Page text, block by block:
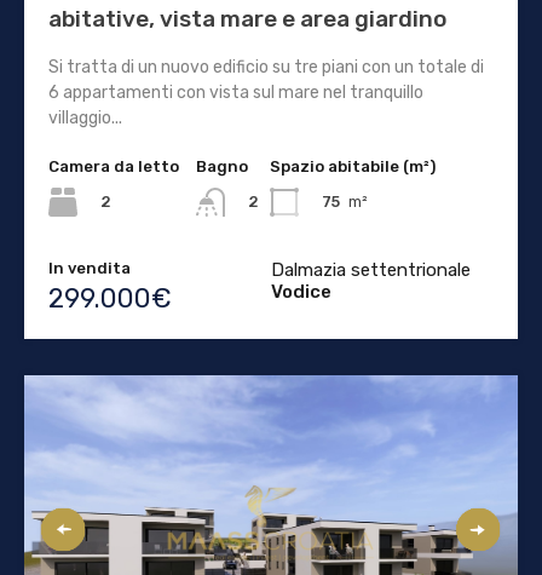
abitative, vista mare e area giardino
Si tratta di un nuovo edificio su tre piani con un totale di
6 appartamenti con vista sul mare nel tranquillo
villaggio...
Camera da letto
2
Bagno
2
Spazio abitabile (m²)
75 m²
In vendita
299.000€
Dalmazia settentrionale
Vodice